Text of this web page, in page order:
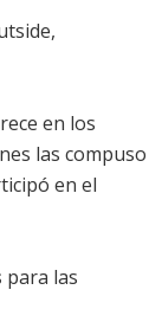
en los
las compuso
en el
para las